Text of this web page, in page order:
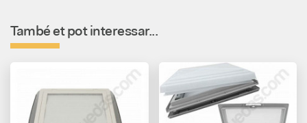
També et pot interessar...